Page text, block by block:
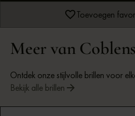
Toevoegen
Meer van Coblens
Ontdek onze stijlvolle brillen voor
Bekijk alle brillen